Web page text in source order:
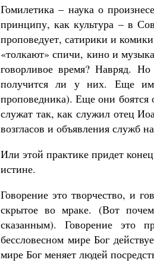
Гомилетика – наука о
принципу, как культура – в
проповедует, сатирики и
«толкают» спичи, кино и
говорливое время? Навряд.
получится ли у них. Еще им
проповедника). Еще они боятся
служат так, как служил отец
возгласов и объявления служб
Или этой практике придет
истине.
Говорение это творчество, и
скрытое во мраке. (Вот
сказанным). Говорение это
бессловесном мире Бог
мире Бог меняет людей